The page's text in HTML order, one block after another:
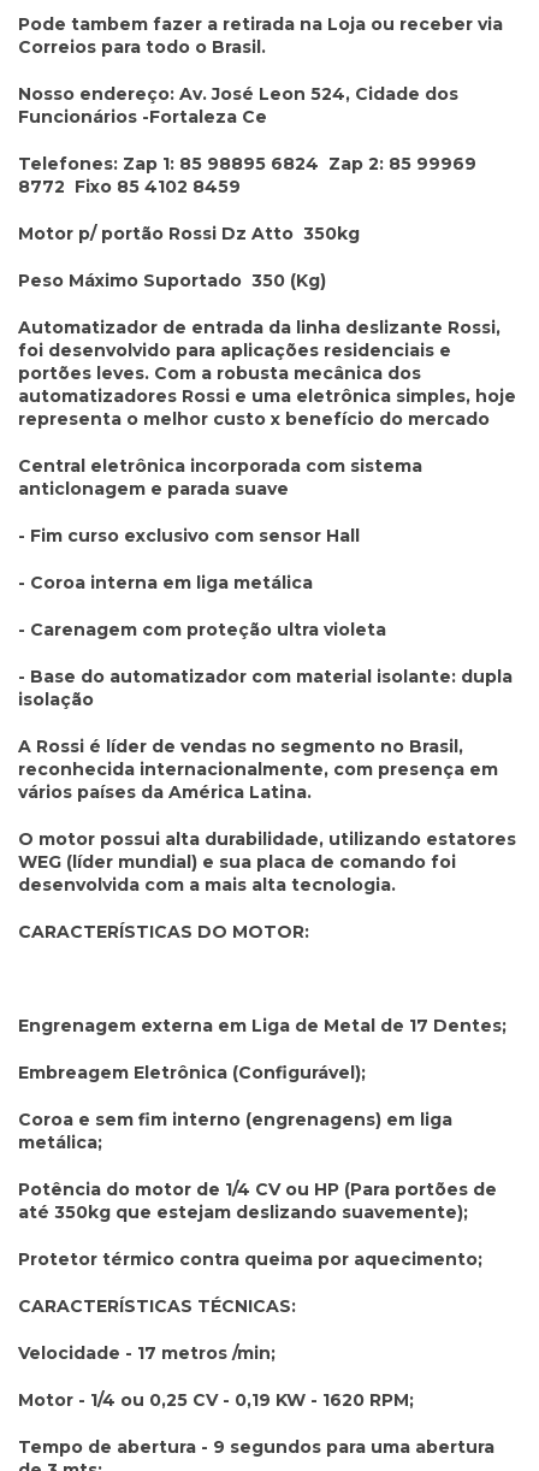
Pode tambem fazer a retirada na Loja ou receber via
Correios para todo o Brasil.
Nosso endereço: Av. José Leon 524, Cidade dos
Funcionários -Fortaleza Ce
Telefones: Zap 1: 85 98895 6824 Zap 2: 85 99969
8772 Fixo 85 4102 8459
Motor p/ portão Rossi Dz Atto 350kg
Peso Máximo Suportado 350 (Kg)
Automatizador de entrada da linha deslizante Rossi,
foi desenvolvido para aplicações residenciais e
portões leves. Com a robusta mecânica dos
automatizadores Rossi e uma eletrônica simples, hoje
representa o melhor custo x benefício do mercado
Central eletrônica incorporada com sistema
anticlonagem e parada suave
- Fim curso exclusivo com sensor Hall
- Coroa interna em liga metálica
- Carenagem com proteção ultra violeta
- Base do automatizador com material isolante: dupla
isolação
A Rossi é líder de vendas no segmento no Brasil,
reconhecida internacionalmente, com presença em
vários países da América Latina.
O motor possui alta durabilidade, utilizando estatores
WEG (líder mundial) e sua placa de comando foi
desenvolvida com a mais alta tecnologia.
CARACTERÍSTICAS DO MOTOR:
Engrenagem externa em Liga de Metal de 17 Dentes;
Embreagem Eletrônica (Configurável);
Coroa e sem fim interno (engrenagens) em liga
metálica;
Potência do motor de 1/4 CV ou HP (Para portões de
até 350kg que estejam deslizando suavemente);
Protetor térmico contra queima por aquecimento;
CARACTERÍSTICAS TÉCNICAS:
Velocidade - 17 metros /min;
Motor - 1/4 ou 0,25 CV - 0,19 KW - 1620 RPM;
Tempo de abertura - 9 segundos para uma abertura